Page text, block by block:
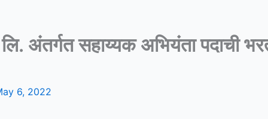
लि. अंतर्गत सहाय्यक अभियंता
6, 2022